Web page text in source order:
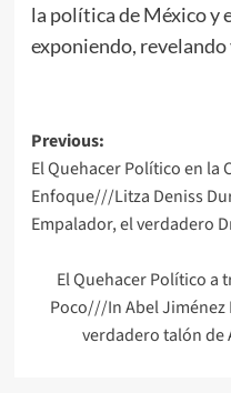
la política de México y
exponiendo,
Post
navigation
Previous:
El Quehacer Político en la
Enfoque///Litza Deniss
Empalador, el verdadero
El Quehacer Político a
Poco///In Abel
verdadero talón de